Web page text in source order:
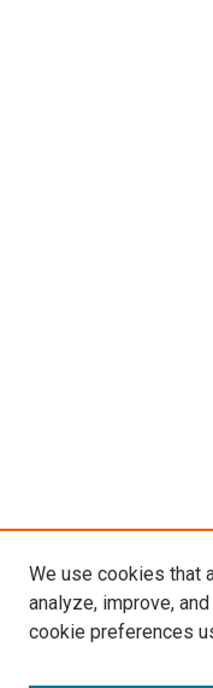
We use cookies that
analyze, improve,
cookie preferences